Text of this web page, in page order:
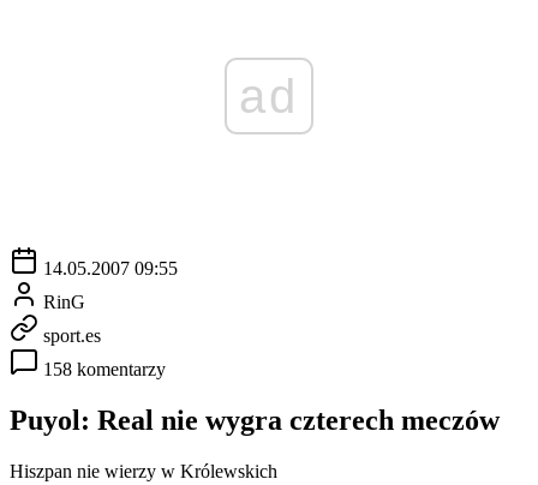
ad
14.05.2007 09:55
RinG
sport.es
158 komentarzy
Puyol: Real nie wygra czterech meczów
Hiszpan nie wierzy w Królewskich